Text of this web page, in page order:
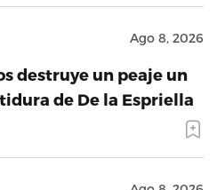
Ago 8, 2026
destruye un peaje un
de De la Espriella